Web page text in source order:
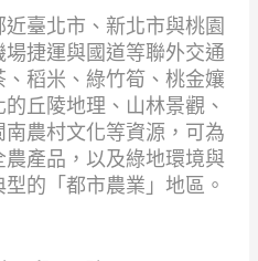
近臺北市、新北市與桃園
捷運與國道等聯外交通
稻米、綠竹筍、桃金孃
丘陵地理、山林景觀、
農村文化等資源，可為
產品，以及綠地環境與
的「都市農業」地區。